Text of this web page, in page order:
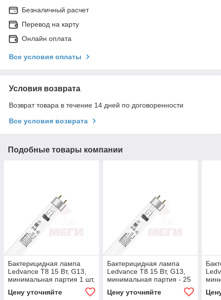
Безналичный расчет
Перевод на карту
Онлайн оплата
Все условия оплаты
Условия возврата
Возврат товара в течение 14 дней по договоренности
Все условия возврата
Подобные товары компании
Бактерицидная лампа
Ledvance Т8 15 Вт, G13,
минимальная партия 1 шт,
индивидуальная упаковка
Цену уточняйте
Бактерицидная лампа
Ledvance Т8 15 Вт, G13,
минимальная партия - 25
руб.
Цену уточняйте